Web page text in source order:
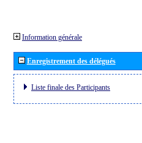
Information générale
Enregistrement des délégués
Liste finale des Participants